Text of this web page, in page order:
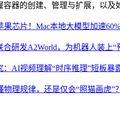
器的创建、管理与扩展，以及
果芯片！Mac本地大模型加速60%
研发A2World，为机器人装上“
AI视频理解“时序推理”短板暴
理规律，还是仅会“照猫画虎”？